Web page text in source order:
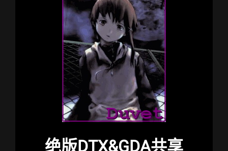
绝版DTX&GDA共享